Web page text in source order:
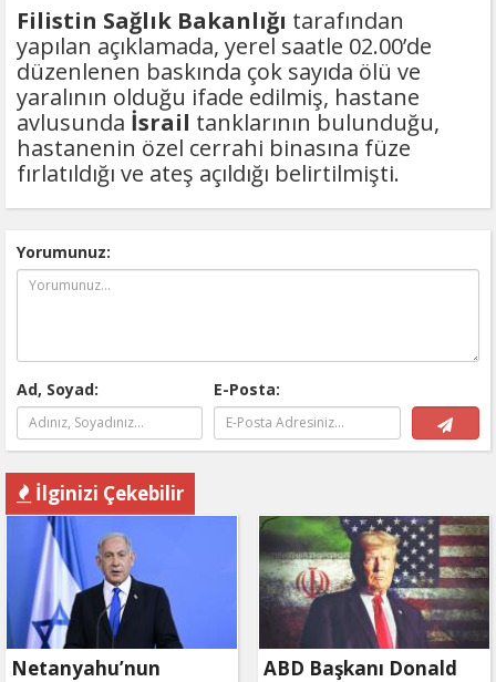
Filistin Sağlık Bakanlığı tarafından
yapılan açıklamada, yerel saatle 02.00’de
düzenlenen baskında çok sayıda ölü ve
yaralının olduğu ifade edilmiş, hastane
avlusunda İsrail tanklarının bulunduğu,
hastanenin özel cerrahi binasına füze
fırlatıldığı ve ateş açıldığı belirtilmişti.
Yorumunuz:
Ad, Soyad: E-Posta:
İlginizi Çekebilir
Netanyahu’nun
ABD Başkanı Donald